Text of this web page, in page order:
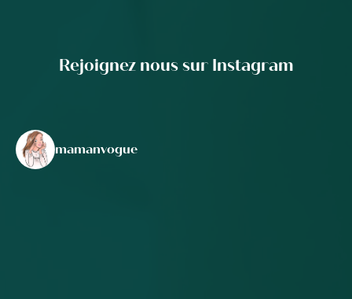
Rejoignez nous sur Instagram
mamanvogue